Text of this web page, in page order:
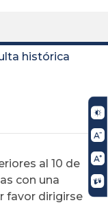
histórica
al 10 de
con una
favor dirigirse